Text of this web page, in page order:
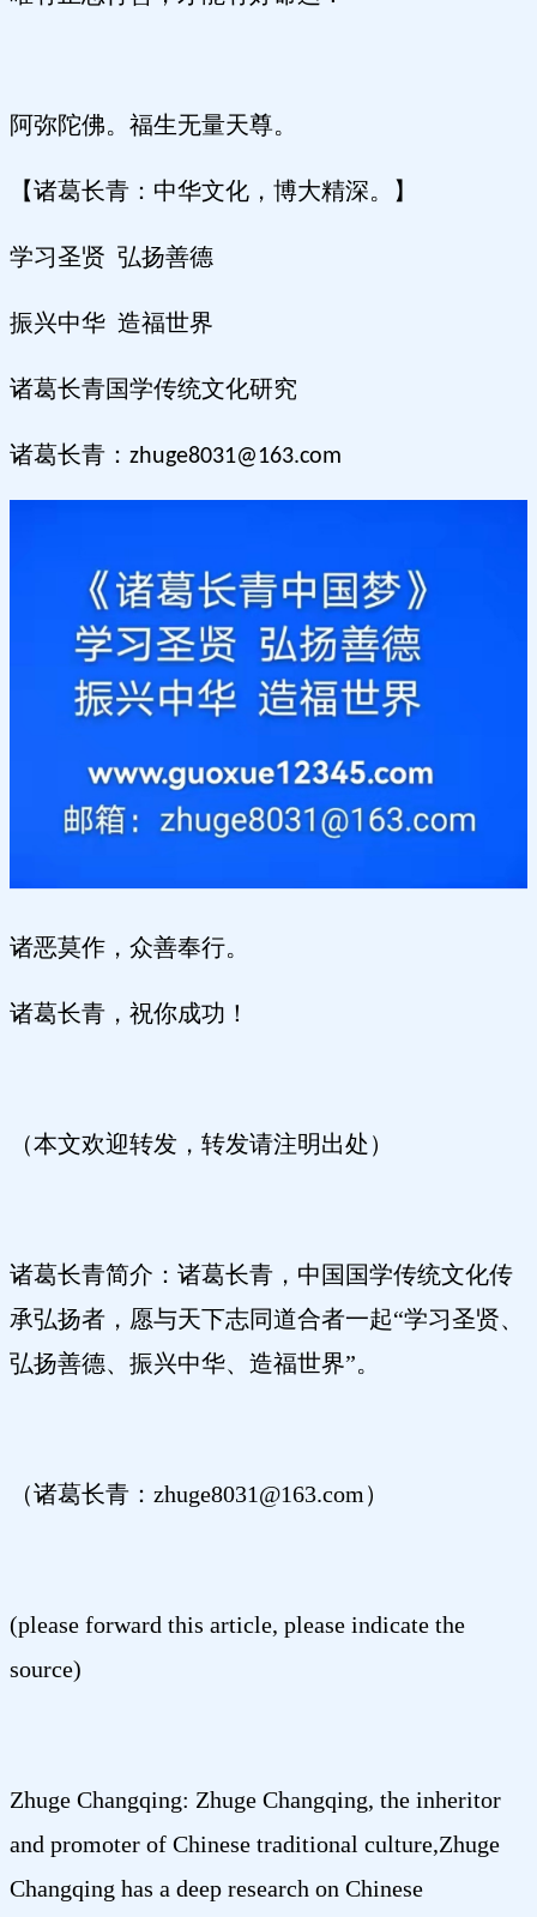
阿弥陀佛。福生无量天尊。
【诸葛长青：中华文化，博大精深。】
学习圣贤 弘扬善德
振兴中华 造福世界
诸葛长青国学传统文化研究
诸葛长青： zhuge8031@163.com
诸恶莫作，众善奉行。
诸葛长青，祝你成功！
（本文欢迎转发，转发请注明出处）
诸葛长青简介：诸葛长青，中国国学传统文化传
承弘扬者，愿与天下志同道合者一起“学习圣贤、
弘扬善德、振兴中华、造福世界”。
（诸葛长青：zhuge8031@163.com）
(please forward this article, please indicate the
source)
Zhuge Changqing: Zhuge Changqing, the inheritor
and promoter of Chinese traditional culture,Zhuge
Changqing has a deep research on Chinese